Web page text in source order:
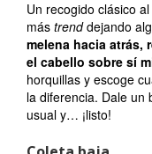
Un recogido clásico
más trenddejando
melena hacia atrás,
el cabello sobre sí
horquillas y escoge
la diferencia. Dale un
usual y… ¡listo!